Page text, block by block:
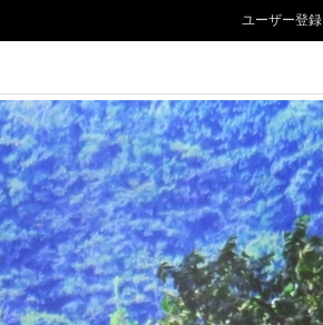
ユーザー登録